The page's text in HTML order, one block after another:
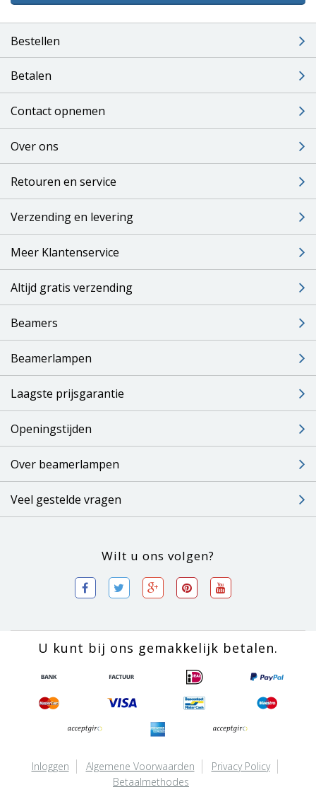
Bestellen
Betalen
Contact opnemen
Over ons
Retouren en service
Verzending en levering
Meer Klantenservice
Altijd gratis verzending
Beamers
Beamerlampen
Laagste prijsgarantie
Openingstijden
Over beamerlampen
Veel gestelde vragen
Wilt u ons volgen?
U kunt bij ons gemakkelijk betalen.
Inloggen Algemene Voorwaarden
Privacy Policy
Betaalmethodes